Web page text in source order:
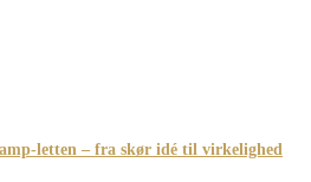
letten – fra skør idé til virkelighed